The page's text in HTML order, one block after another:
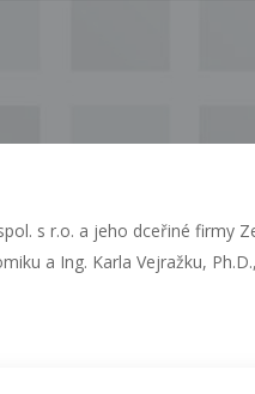
s r.o. a jeho dceřiné firmy
a Ing. Karla Vejražku,